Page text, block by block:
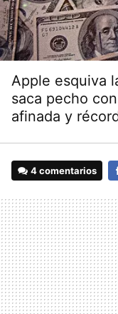
Apple esquiva
saca pecho
afinada y
4 comentarios